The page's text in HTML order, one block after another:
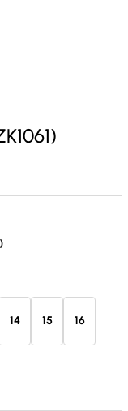
14 15 16